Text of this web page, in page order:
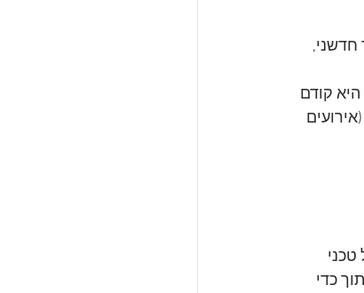
חדשני,
קודם
טכני
כדי